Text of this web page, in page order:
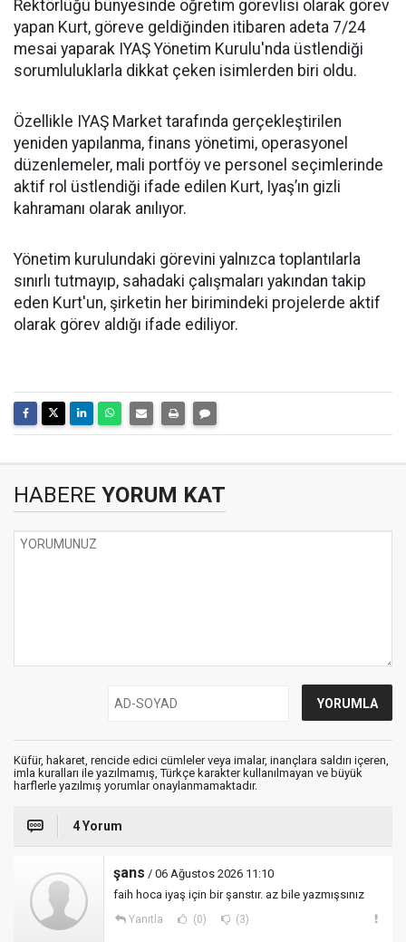
Rektörlüğü bünyesinde öğretim görevlisi olarak görev
yapan Kurt, göreve geldiğinden itibaren adeta 7/24
mesai yaparak IYAŞ Yönetim Kurulu'nda üstlendiği
sorumluluklarla dikkat çeken isimlerden biri oldu.
Özellikle IYAŞ Market tarafında gerçekleştirilen
yeniden yapılanma, finans yönetimi, operasyonel
düzenlemeler, mali portföy ve personel seçimlerinde
aktif rol üstlendiği ifade edilen Kurt, Iyaş’ın gizli
kahramanı olarak anılıyor.
Yönetim kurulundaki görevini yalnızca toplantılarla
sınırlı tutmayıp, sahadaki çalışmaları yakından takip
eden Kurt'un, şirketin her birimindeki projelerde aktif
olarak görev aldığı ifade ediliyor.
HABERE YORUM KAT
Küfür, hakaret, rencide edici cümleler veya imalar, inançlara saldırı içeren,
imla kuralları ile yazılmamış, Türkçe karakter kullanılmayan ve büyük
harflerle yazılmış yorumlar onaylanmamaktadır.
4 Yorum
şans / 06 Ağustos 2026 11:10
faih hoca iyaş için bir şanstır. az bile yazmışsınız
Yanıtla (0) (3)